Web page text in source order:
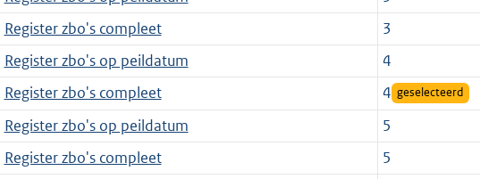
Register zbo's compleet
3
Register zbo's op peildatum
4
Register zbo's compleet
4 geselecteerd
Register zbo's op peildatum
5
Register zbo's compleet
5